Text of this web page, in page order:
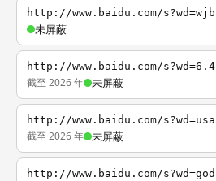
http://www.baidu.com/s?wd=wjb
未屏蔽
http://www.baidu.com/s?wd=6.4
截至 2026 年 未屏蔽
http://www.baidu.com/s?wd=usa
截至 2026 年 未屏蔽
http://www.baidu.com/s?wd=god